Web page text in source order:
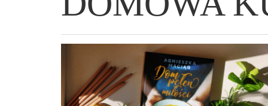
WIELKANOCNA BABKA DROŻDŻOWA –
„PRZEMIANA” PODRÓŻ DO SIŁY I
GENIALNY ZAKWAS Z BURAKÓW
AFIRMACJE – TWORZENIE DOBREGO